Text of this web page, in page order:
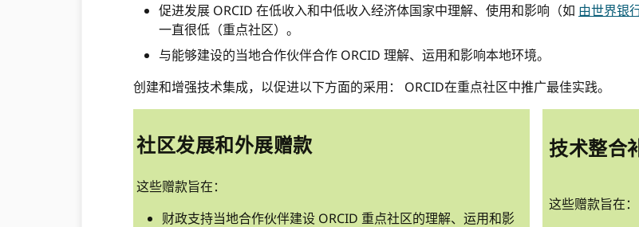
促进发展 ORCID 在低收入和中低收入经济体国家中理解、使用和影响（如 由世界银
一直很低（重点社区）。
与能够建设的当地合作伙伴合作 ORCID 理解、运用和影响本地环境。
创建和增强技术集成，以促进以下方面的采用： ORCID在重点社区中推广最佳实践。
社区发展和外展赠款
这些赠款旨在：
财政支持当地合作伙伴建设 ORCID 重点社区的理解、运用和影
技术整合
这些赠款旨在：